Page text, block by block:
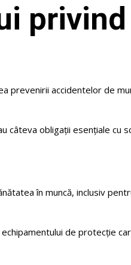
privind
prevenirii accidentelor de
câteva obligații esențiale cu
în muncă, inclusiv
de protecție